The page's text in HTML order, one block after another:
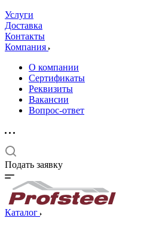
Услуги
Доставка
Контакты
Компания
О компании
Сертификаты
Реквизиты
Вакансии
Вопрос-ответ
Подать заявку
Каталог